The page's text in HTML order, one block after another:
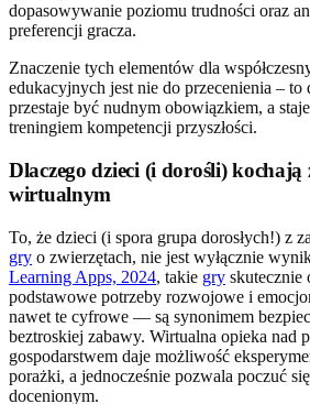
dopasowywanie poziomu trudności oraz
preferencji gracza.
Znaczenie tych elementów dla
edukacyjnych jest nie do przecenienia – to
przestaje być nudnym obowiązkiem, a
treningiem kompetencji przyszłości.
Dlaczego dzieci (i dorośli) kochają
wirtualnym
To, że dzieci (i spora grupa dorosłych!) z
gry o zwierzętach, nie jest wyłącznie
Learning Apps, 2024, takie gry skutecznie
podstawowe potrzeby rozwojowe i
nawet te cyfrowe — są synonimem
beztroskiej zabawy. Wirtualna opieka nad
gospodarstwem daje możliwość
porażki, a jednocześnie pozwala poczuć
docenionym.